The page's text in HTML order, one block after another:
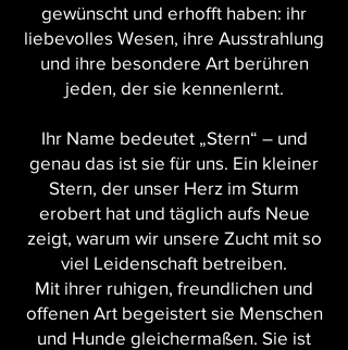
gewünscht und erhofft haben: ihr
liebevolles Wesen, ihre Ausstrahlung
und ihre besondere Art berühren
jeden, der sie kennenlernt.
Ihr Name bedeutet „Stern“ – und
genau das ist sie für uns. Ein kleiner
Stern, der unser Herz im Sturm
erobert hat und täglich aufs Neue
zeigt, warum wir unsere Zucht mit so
viel Leidenschaft betreiben.
Mit ihrer ruhigen, freundlichen und
offenen Art begeistert sie Menschen
und Hunde gleichermaßen. Sie ist